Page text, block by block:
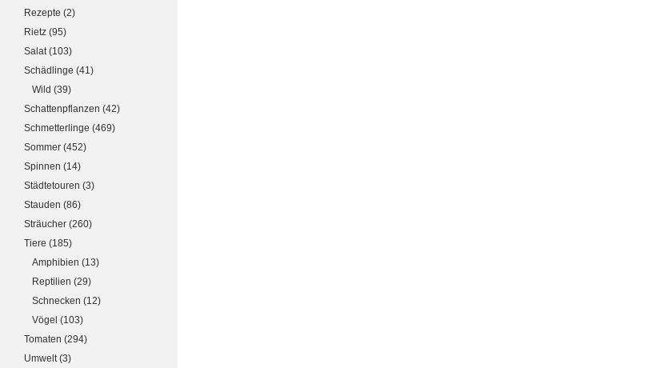
Rezepte (2)
Rietz (95)
Salat(103)
Schädlinge (41)
Wild (39)
Schattenpflanzen (42)
Schmetterlinge (469)
Sommer (452)
Spinnen (14)
Städtetouren (3)
Stauden (86)
Sträucher (260)
Tiere (185)
Amphibien (13)
Reptilien (29)
Schnecken (12)
Vögel (103)
Tomaten (294)
Umwelt(3)